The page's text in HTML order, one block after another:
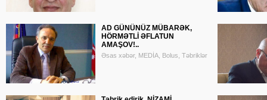
AD GÜNÜNÜZ MÜBARƏK,
HÖRMƏTLİ ƏFLATUN
AMAŞOV!..
Əsas xəbər, MEDİA, Bolus, Təbriklər